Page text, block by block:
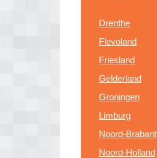
Drenthe
Flevoland
Friesland
Gelderland
Groningen
Limburg
Noord-Brabant
Noord-Holland